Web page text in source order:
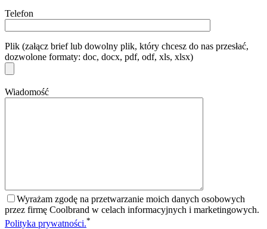
Telefon
Plik (załącz brief lub dowolny plik, który chcesz do nas przesłać,
dozwolone formaty: doc, docx, pdf, odf, xls, xlsx)
Wiadomość
Wyrażam zgodę na przetwarzanie moich danych osobowych
przez firmę Coolbrand w celach informacyjnych i marketingowych.
Polityka prywatności.*